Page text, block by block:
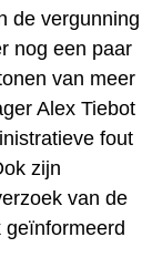
de vergunning
nog een paar
van meer
Alex Tiebot
fout
zijn
van de
geïnformeerd